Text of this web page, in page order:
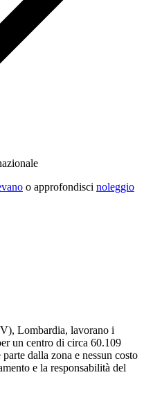
o approfondisci noleggio
Lombardia, lavorano i
un centro di circa 60.109
dalla zona e nessun costo
e la responsabilità del